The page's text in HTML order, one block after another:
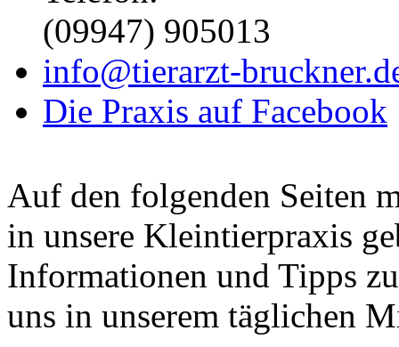
(09947) 905013
info@tierarzt-
Die Praxis auf Facebook
Auf den folgenden Seiten
in unsere Kleintierpraxis
Informationen und Tipps
uns in unserem täglichen